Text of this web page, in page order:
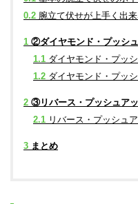
0.2 腕立て伏せが上手く出
1 ②ダイヤモンド・プッシ
1.1 ダイヤモンド・プッ
1.2 ダイヤモンド・プッ
2 ③リバース・プッシュア
2.1 リバース・プッシュ
3 まとめ